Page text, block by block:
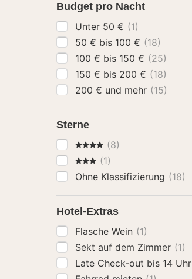
Budget pro Nacht
Unter 50 € (1)
50 € bis 100 € (18)
100 € bis 150 € (25)
150 € bis 200 € (18)
200 € und mehr (15)
Sterne
4 Sterne(8)
3 Sterne
(1)
Ohne Klassifizierung (18)
Hotel-Extras
Flasche Wein (1)
Sekt auf dem Zimmer (1)
Late Check-out bis 14 Uhr